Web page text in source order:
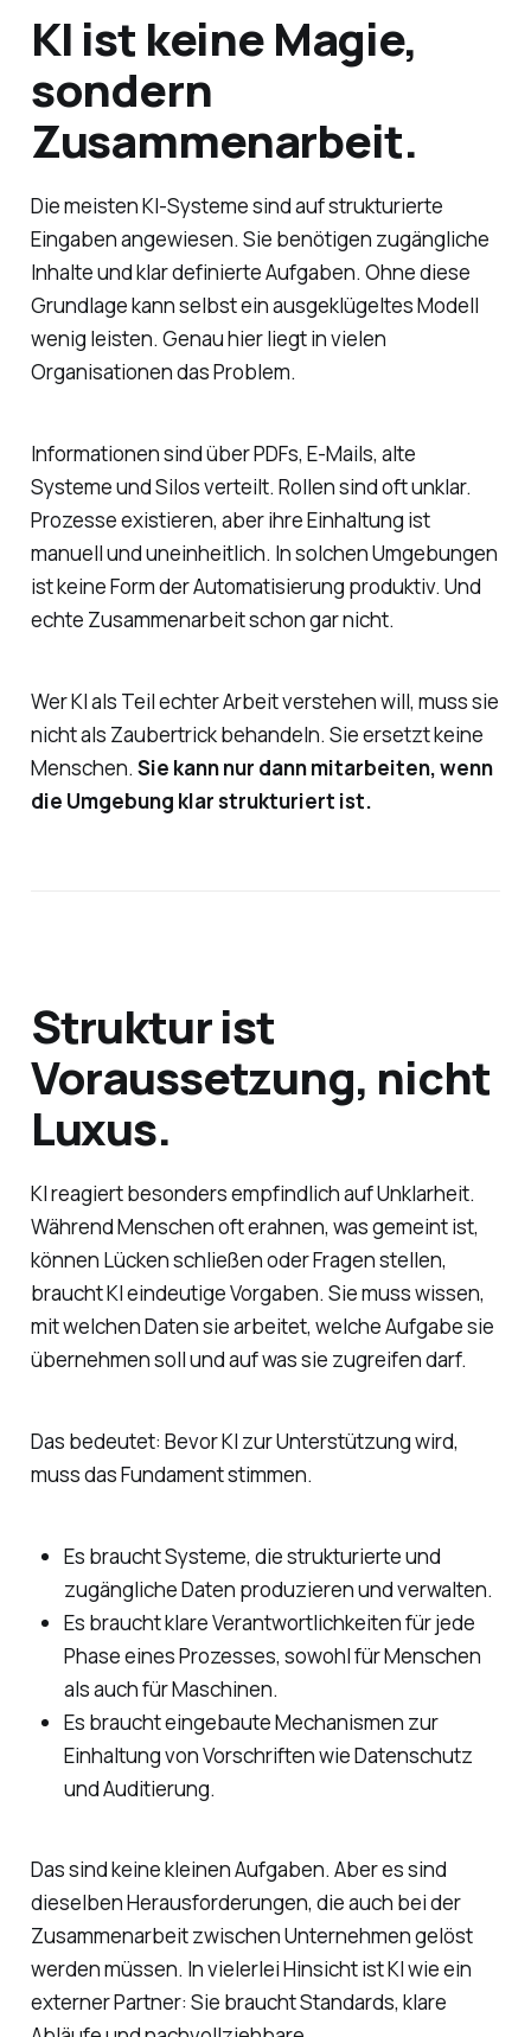
KI ist keine Magie,
sondern
Zusammenarbeit.
Die meisten KI-Systeme sind auf strukturierte
Eingaben angewiesen. Sie benötigen zugängliche
Inhalte und klar definierte Aufgaben. Ohne diese
Grundlage kann selbst ein ausgeklügeltes Modell
wenig leisten. Genau hier liegt in vielen
Organisationen das Problem.
Informationen sind über PDFs, E-Mails, alte
Systeme und Silos verteilt. Rollen sind oft unklar.
Prozesse existieren, aber ihre Einhaltung ist
manuell und uneinheitlich. In solchen Umgebungen
ist keine Form der Automatisierung produktiv. Und
echte Zusammenarbeit schon gar nicht.
Wer KI als Teil echter Arbeit verstehen will, muss sie
nicht als Zaubertrick behandeln. Sie ersetzt keine
Menschen. Sie kann nur dann mitarbeiten, wenn
die Umgebung klar strukturiert ist.
Struktur ist
Voraussetzung, nicht
Luxus.
KI reagiert besonders empfindlich auf Unklarheit.
Während Menschen oft erahnen, was gemeint ist,
können Lücken schließen oder Fragen stellen,
braucht KI eindeutige Vorgaben. Sie muss wissen,
mit welchen Daten sie arbeitet, welche Aufgabe sie
übernehmen soll und auf was sie zugreifen darf.
Das bedeutet: Bevor KI zur Unterstützung wird,
muss das Fundament stimmen.
Es braucht Systeme, die strukturierte und
zugängliche Daten produzieren und verwalten.
Es braucht klare Verantwortlichkeiten für jede
Phase eines Prozesses, sowohl für Menschen
als auch für Maschinen.
Es braucht eingebaute Mechanismen zur
Einhaltung von Vorschriften wie Datenschutz
und Auditierung.
Das sind keine kleinen Aufgaben. Aber es sind
dieselben Herausforderungen, die auch bei der
Zusammenarbeit zwischen Unternehmen gelöst
werden müssen. In vielerlei Hinsicht ist KI wie ein
externer Partner: Sie braucht Standards, klare